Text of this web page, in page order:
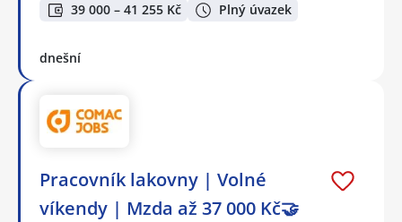
39 000 – 41 255 Kč Plný úvazek
dnešní
Pracovník lakovny | Volné
víkendy | Mzda až 37 000 Kč🤝